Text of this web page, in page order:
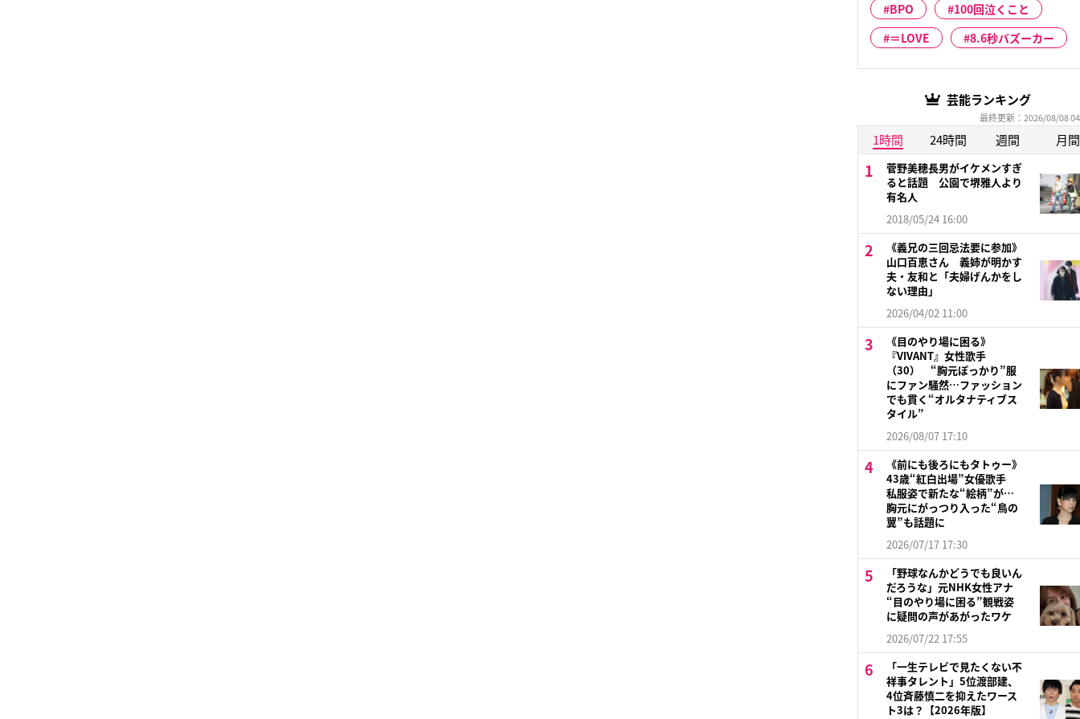
BPO
100回泣くこと
＝LOVE
8.6秒バズーカー
芸能ランキング
最終更新：2026/08/08
1時間 24時間 週間 月間
菅野美穂長男がイケメンすぎ
ると話題 公園で堺雅人より
有名人
2018/05/24 16:00
《義兄の三回忌法要に参加》
山口百恵さん 義姉が明かす
夫・友和と「夫婦げんかをし
ない理由」
2026/04/02 11:00
《目のやり場に困る》
『VIVANT』女性歌手
（30） “胸元ぽっかり”服
にファン騒然…ファッション
でも貫く“オルタナティブス
タイル”
2026/08/07 17:10
《前にも後ろにもタトゥー》
43歳“紅白出場”女優歌手
私服姿で新たな“絵柄”が…
胸元にがっつり入った“鳥の
翼”も話題に
2026/07/17 17:30
「野球なんかどうでも良いん
だろうな」元NHK女性アナ
“目のやり場に困る”観戦姿
に疑問の声があがったワケ
2026/07/22 17:55
「一生テレビで見たくない不
祥事タレント」5位渡部建、
4位斉藤慎二を抑えたワース
ト3は？【2026年版】